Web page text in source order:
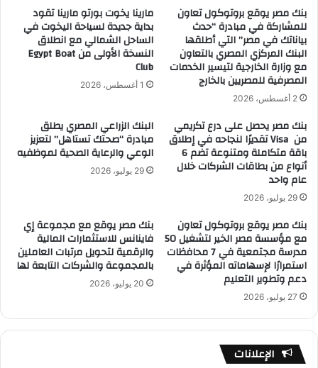
بنك مصر يوقع بروتوكول تعاون
للمشاركة في مبادرة “حدث
بياناتك في مصر” التي أطلقها
البنك المركزي المصري بالتعاون
مع وزارة الخارجية لتيسير الخدمات
المصرفية للمصريين بالخارج
2 أغسطس، 2026
مارينا يخوت بورتو مارينا تقود
بداية جديدة لسياحة اليخوت في
الساحل الشمالي مع انطلاق
النسخة الأولى من Egypt Boat
Club
1 أغسطس، 2026
بنك مصر يحصل على درع تكريمي
من Visa تقديرًا لنجاحه في إطلاق
باقة متكاملة ومتنوعة تضم 6
أنواع من بطاقات الشركات خلال
عام واحد
29 يوليو، 2026
البنك الزراعي المصري يطلق
مبادرة “صحتك تستاهل” لتعزيز
الوعي والرعاية الصحية لموظفيه
29 يوليو، 2026
بنك مصر يوقع بروتوكول تعاون
مع مؤسسة مصر الخير لتشغيل 50
مدرسة مجتمعية في 7 محافظات
استمرارًا لإسهاماته المؤثرة في
دعم وتطوير التعليم
27 يوليو، 2026
بنك مصر يوقع مع مجموعة إي
فاينانس للاستثمارات المالية
والرقمية لتحويل مرتبات العاملين
بالمجموعة والشركات التابعة لها
20 يوليو، 2026
الإعلانات